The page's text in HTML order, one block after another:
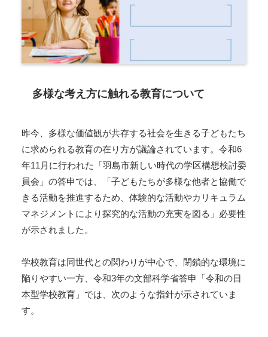
多様な考え方に触れる教育について
昨今、多様な価値観が共存する社会を生きる子どもたち
に求められる教育の在り方が議論されています。令和6
年11月に行われた「羽島市新しい時代の学区構想検討委
員会」の答申では、「子どもたちが多様な他者と協働で
きる活動を推進するため、体験的な活動やカリキュラム
マネジメントにより探究的な活動の充実を図る」必要性
が示されました。
学校教育は同世代との関わりが中心で、閉鎖的な環境に
陥りやすい一方、令和3年の文部科学省答申「令和の日
本型学校教育」では、次のような指針が示されていま
す。